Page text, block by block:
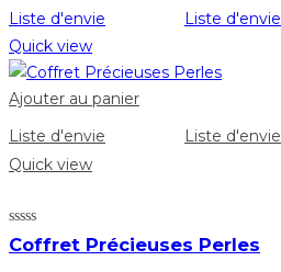
Liste d'envie
Liste d'envie
Quick view
Ajouter au panier
Liste d'envie
Liste d'envie
Quick view
Coffret Précieuses Perles